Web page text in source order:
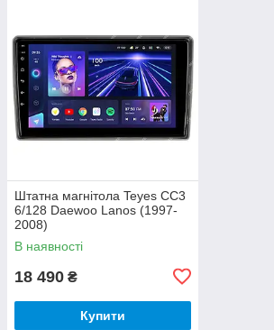
Штатна магнітола Teyes CC3
6/128 Daewoo Lanos (1997-
2008)
В наявності
18 490 ₴
Купити